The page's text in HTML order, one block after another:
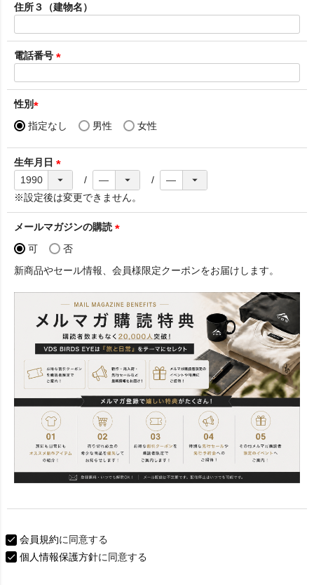
住所３（建物名）
電話番号
必
性別
(
須
)
指定なし 男性 女性
生年月日
(
必
須
)
※設定後は変更できません。
メールマガジンの購読
須
可
否
新商品やセール情報、会員様限定クーポンをお届けします。
会員規約に同意する
個人情報保護方針に同意する